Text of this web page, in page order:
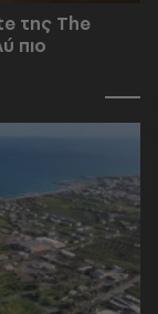
της The
πιο